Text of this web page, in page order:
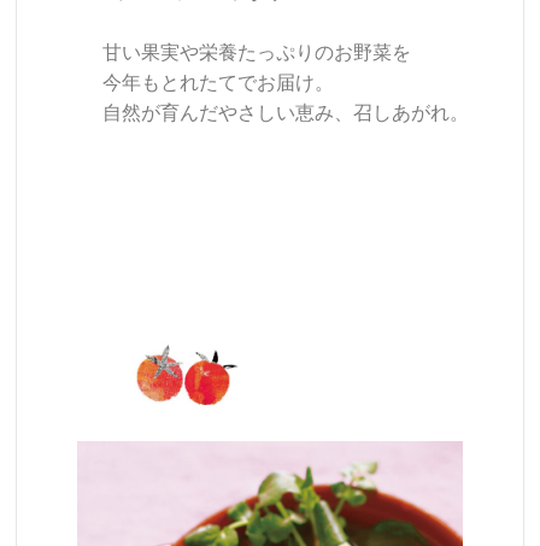
甘い果実や栄養たっぷりのお野菜を
今年もとれたてでお届け。
自然が育んだやさしい恵み、召しあがれ。